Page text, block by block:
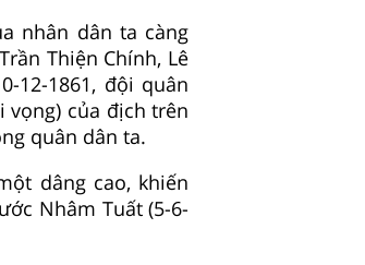
nhân dân ta càng
Thiện Chính, Lê
12-1861, đội quân
vọng) của địch trên
quân dân ta.
dâng cao, khiến
Nhâm Tuất (5-6-